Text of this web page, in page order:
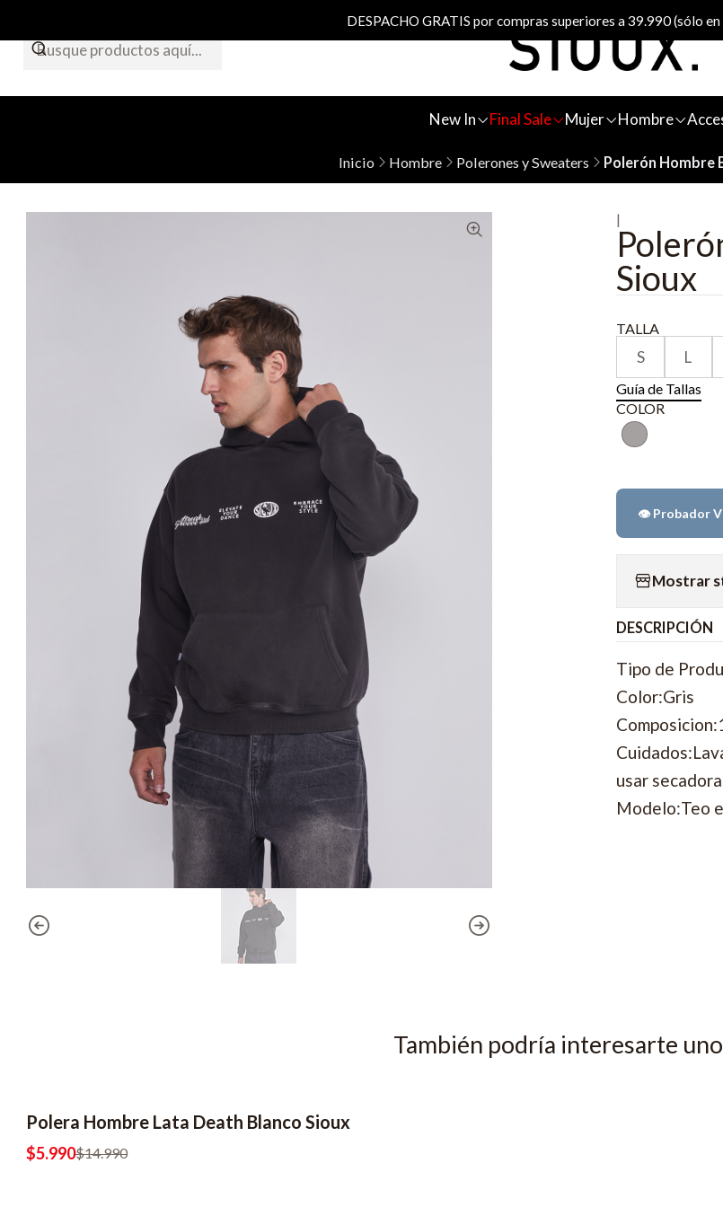
New In Final Sale Mujer Hombre
DESPACHO GRATIS por compras superiores a 39.990 (sólo
Inicio Hombre Polerones y Sweaters Polerón Hombre
|
Sioux
TALLA
S L
Guía de Tallas
COLOR
👁️ Probador
Mostrar
DESCRIPCIÓN
Tipo de
Color:Gris
usar
Modelo:Teo
También podría interesarte
-60% OFF
2x8990
Polera Hombre Lata Death Blanco Sioux
$5.990$14.990